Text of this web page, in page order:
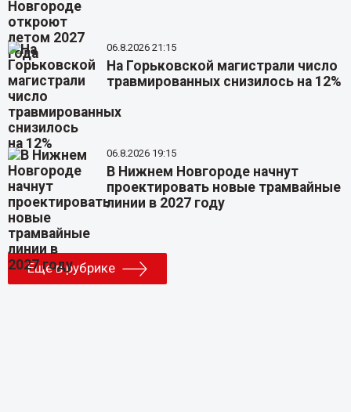
06.8.2026 21:15
На Горьковской магистрали число
травмированных снизилось на 12%
06.8.2026 19:15
В Нижнем Новгороде начнут
проектировать новые трамвайные
линии в 2027 году
Еще в рубрике